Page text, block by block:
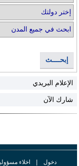
إبحــــث
الإعلام البريدي
شارك الآن
دخول اخلاء